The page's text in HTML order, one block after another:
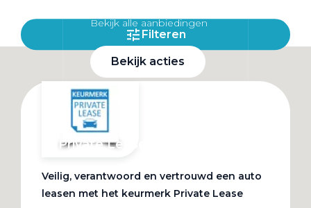
Bekijk alle aanbiedingen
Bekijk acties
Private Lease
Filteren
Veilig, verantwoord en vertrouwd een auto
leasen met het keurmerk Private Lease